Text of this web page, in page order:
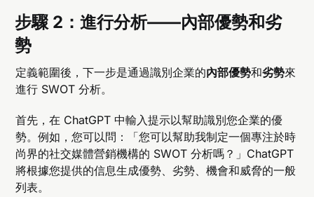
步驟 2：進行分析——內部優勢和劣
勢
定義範圍後，下一步是通過識別企業的內部優勢和劣勢來
進行 SWOT 分析。
首先，在 ChatGPT 中輸入提示以幫助識別您企業的優
勢。例如，您可以問：「您可以幫助我制定一個專注於時
尚界的社交媒體營銷機構的 SWOT 分析嗎？」ChatGPT
將根據您提供的信息生成優勢、劣勢、機會和威脅的一般
列表。